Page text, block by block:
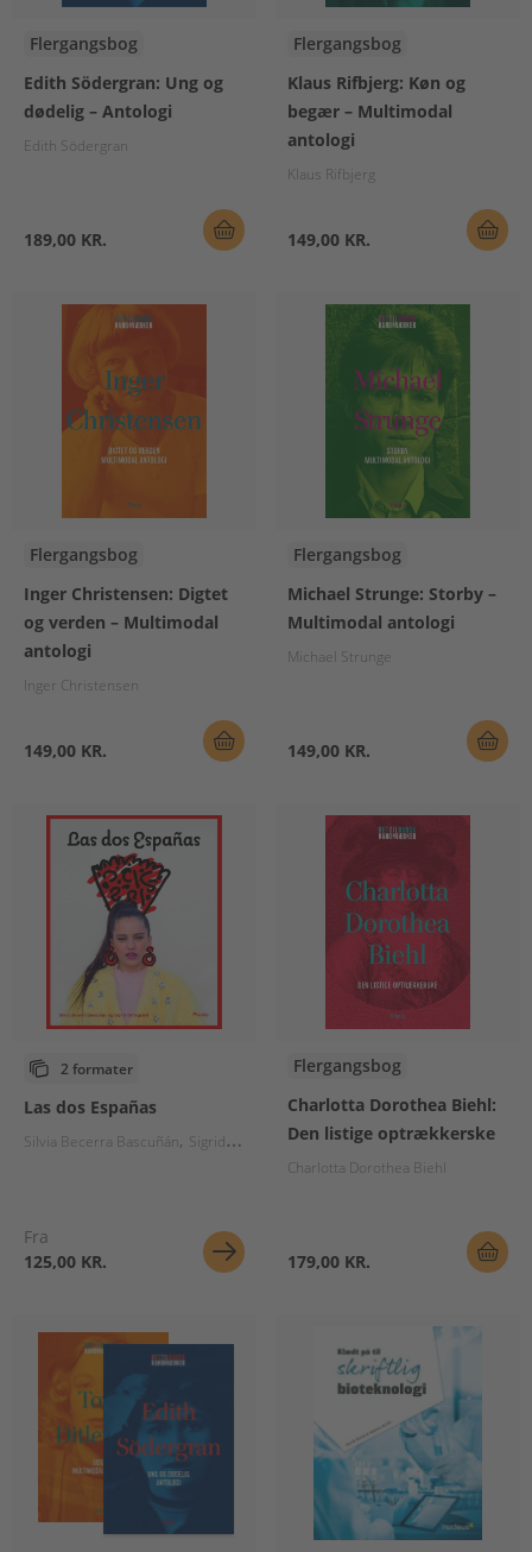
Flergangsbog
Edith Södergran: Ung og
dødelig – Antologi
Edith Södergran
189,00 KR.
Flergangsbog
Klaus Rifbjerg: Køn og
begær – Multimodal
antologi
Klaus Rifbjerg
149,00 KR.
Flergangsbog
Inger Christensen: Digtet
og verden – Multimodal
antologi
Inger Christensen
149,00 KR.
Flergangsbog
Michael Strunge: Storby –
Multimodal antologi
Michael Strunge
149,00 KR.
2 formater
Las dos Españas
Silvia Becerra Bascuñán Sigrid Østergaard
Fra
125,00 KR.
Flergangsbog
Charlotta Dorothea Biehl:
Den listige optrækkerske
Charlotta Dorothea Biehl
179,00 KR.